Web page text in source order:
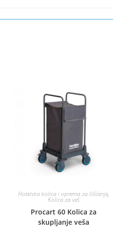
Hotelska kolica i oprema za čišćenje,
Kolica za veš
Procart 60 Kolica za
skupljanje veša